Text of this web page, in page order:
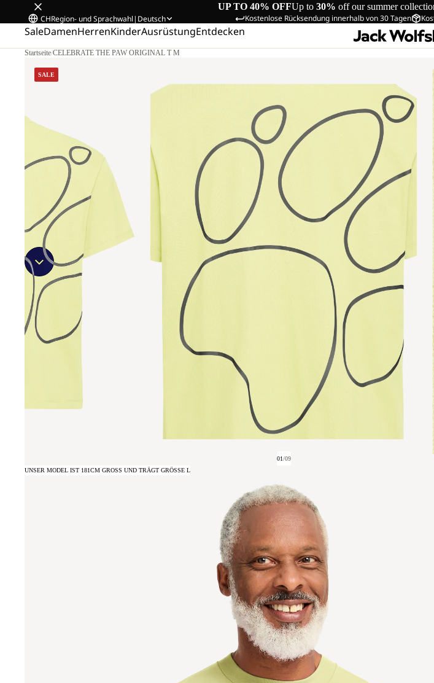
UP TO 40% OFFUp to 30% off our summer
Kostenlose Rücksendung innerhalb von 30 Tagen
CHRegion- und Sprachwahl| Deutsch
SaleDamenHerrenKinderAusrüstungEntdecken
Startseite/CELEBRATE THE PAW ORIGINAL T M
SALE
01/09
UNSER MODEL IST 181CM GROSS UND TRÄGT GRÖSSE L